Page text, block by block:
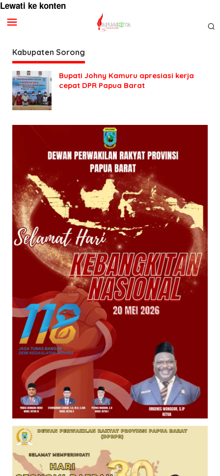
Lewati ke konten
Kabupaten Sorong
Bupati Johny Kamuru apresiasi kerja
cepat DPR Papua Barat